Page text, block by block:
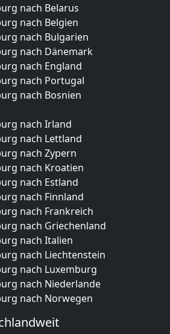
nach Belarus
nach Belgien
nach Bulgarien
nach Dänemark
nach England
nach Portugal
nach Bosnien
nach Irland
nach Lettland
nach Zypern
nach Kroatien
nach Estland
nach Finnland
nach Frankreich
nach Griechenland
nach Italien
nach Liechtenstein
nach Luxemburg
nach Niederlande
nach Norwegen